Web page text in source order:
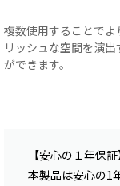
複数使用することでよ
リッシュな空間を演出
ができます。
【安心の１年保証
本製品は安心の1